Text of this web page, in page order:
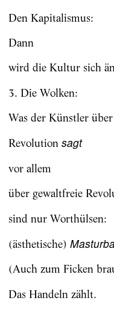
Den Kapitalismus:
Dann
wird die Kultur sich
3. Die Wolken:
Was der Künstler über
Revolution sagt
vor allem
über gewaltfreie
sind nur Worthülsen:
(ästhetische)
(Auch zum Ficken
Das Handeln zählt.